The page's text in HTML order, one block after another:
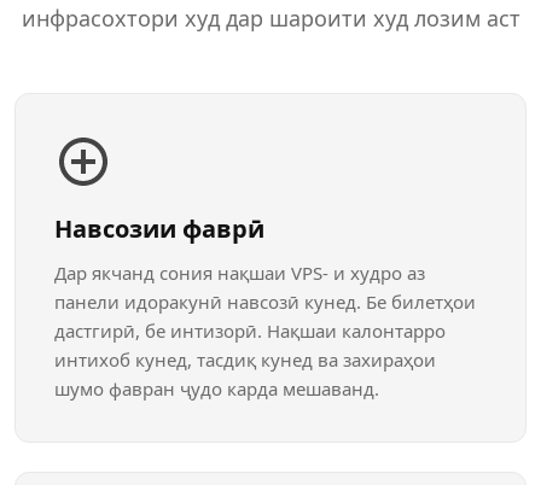
инфрасохтори худ дар шароити худ лозим аст
Навсозии фаврӣ
Дар якчанд сония нақшаи VPS- и худро аз
панели идоракунӣ навсозӣ кунед. Бе билетҳои
дастгирӣ, бе интизорӣ. Нақшаи калонтарро
интихоб кунед, тасдиқ кунед ва захираҳои
шумо фавран ҷудо карда мешаванд.